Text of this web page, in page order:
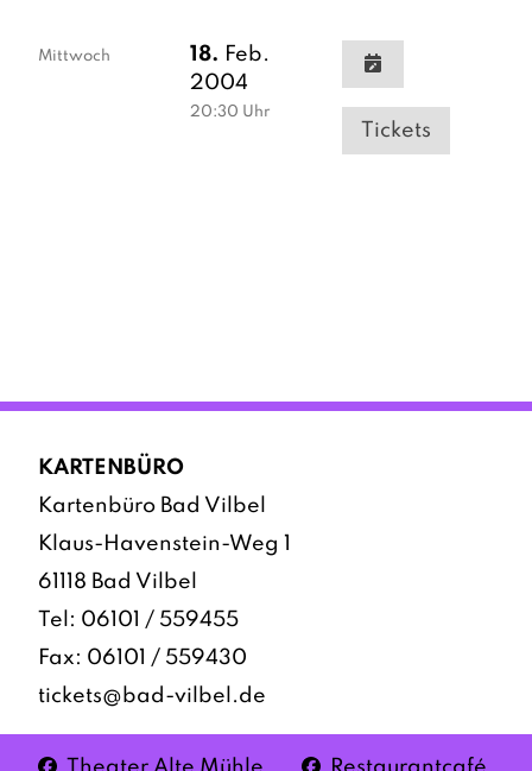
Mittwoch 18. Feb.
2004
20:30 Uhr
Tickets
KARTENBÜRO
Kartenbüro Bad Vilbel
Klaus-Havenstein-Weg 1
61118 Bad Vilbel
Tel: 06101 / 559455
Fax: 06101 / 559430
tickets@bad-vilbel.de
Facebook Facebook